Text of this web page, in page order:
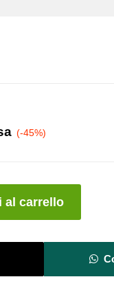
(-45%)
al carrello
e
n